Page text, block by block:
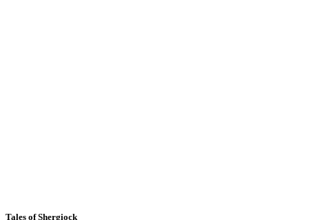
Tales of Shergiock